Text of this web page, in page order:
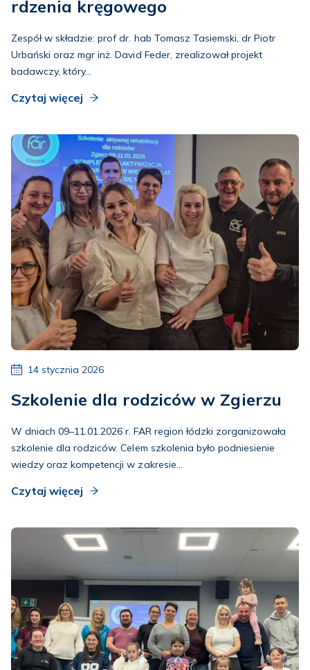
rdzenia kręgowego
Zespół w składzie: prof dr. hab Tomasz Tasiemski, dr Piotr
Urbański oraz mgr inż. David Feder, zrealizował projekt
badawczy, który...
Czytaj więcej
14 stycznia 2026
Szkolenie dla rodziców w Zgierzu
W dniach 09–11.01.2026 r. FAR region łódzki zorganizowała
szkolenie dla rodziców. Celem szkolenia było podniesienie
wiedzy oraz kompetencji w zakresie...
Czytaj więcej